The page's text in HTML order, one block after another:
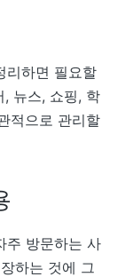
리하면 필요할
뉴스, 쇼핑, 학
적으로 관리할
주 방문하는 사
하는 것에 그